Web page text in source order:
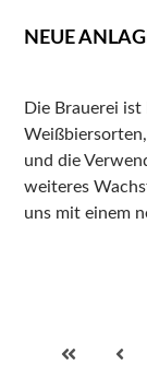
NEUE
Die Brauerei
und die
weiteres
uns mit einem